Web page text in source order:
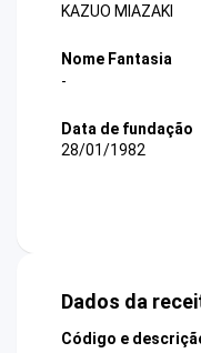
KAZUO MIAZAKI
Nome Fantasia
-
Data de fundação
28/01/1982
Dados da
Código e